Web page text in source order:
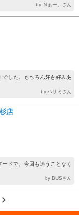
by Ｎぁー。さん
した。もちろん好き好みあ
by ハサミさん
店
ドで、今回も迷うことなく
by BUSさん